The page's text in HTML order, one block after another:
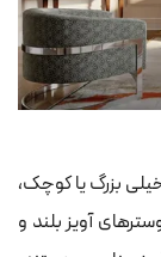
خیلی بزرگ یا کوچک،
آویز بلند و